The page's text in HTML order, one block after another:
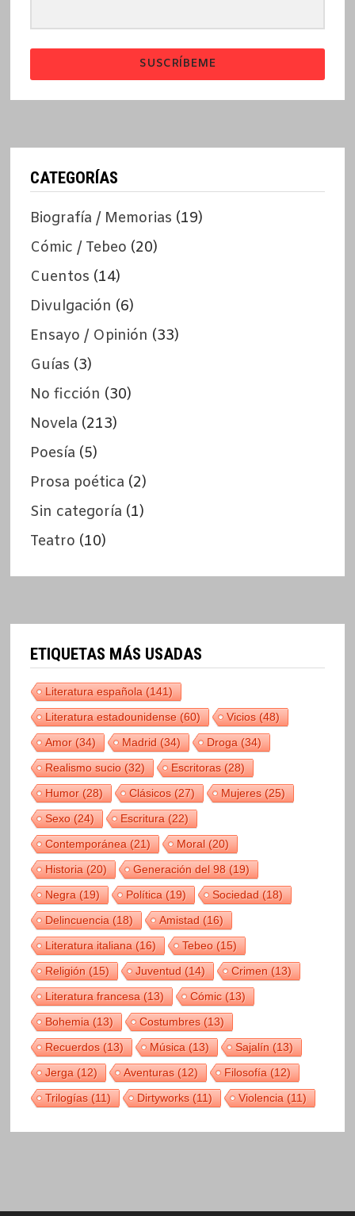
SUSCRÍBEME
CATEGORÍAS
Biografía / Memorias (19)
Cómic / Tebeo (20)
Cuentos (14)
Divulgación (6)
Ensayo / Opinión (33)
Guías (3)
No ficción (30)
Novela (213)
Poesía (5)
Prosa poética (2)
Sin categoría (1)
Teatro (10)
ETIQUETAS MÁS USADAS
Literatura española(141)
Literatura estadounidense(60) Vicios(48)
Amor(34) Madrid(34) Droga(34)
Realismo sucio(32) Escritoras(28)
Humor(28) Clásicos(27) Mujeres(25)
Sexo(24) Escritura(22)
Contemporánea(21) Moral(20)
Historia(20) Generación del 98(19)
Negra(19) Política(19) Sociedad(18)
Delincuencia(18) Amistad(16)
Literatura italiana(16) Tebeo(15)
Religión(15) Juventud(14) Crimen(13)
Literatura francesa(13) Cómic(13)
Bohemia(13) Costumbres(13)
Recuerdos(13) Música(13) Sajalín(13)
Jerga(12) Aventuras(12) Filosofía(12)
Trilogías(11) Dirtyworks(11) Violencia(11)